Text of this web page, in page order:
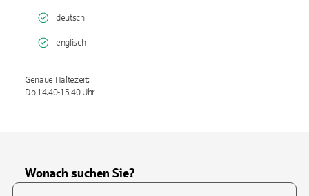
deutsch
englisch
Genaue Haltezeit:
Do 14.40-15.40 Uhr
Wonach suchen Sie?
Suchfeld